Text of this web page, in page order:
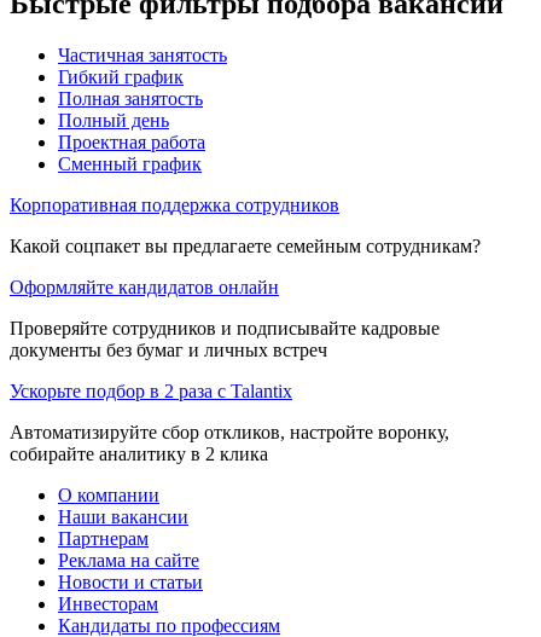
Частичная занятость
Гибкий график
Полная занятость
Полный день
Проектная работа
Сменный график
Корпоративная поддержка сотрудников
Какой соцпакет вы предлагаете семейным сотрудникам?
Оформляйте кандидатов онлайн
Проверяйте сотрудников и подписывайте кадровые
документы без бумаг и личных встреч
Ускорьте подбор в 2 раза с Talantix
Автоматизируйте сбор откликов, настройте воронку,
собирайте аналитику в 2 клика
О компании
Наши вакансии
Партнерам
Реклама на сайте
Новости и статьи
Инвесторам
Кандидаты по профессиям